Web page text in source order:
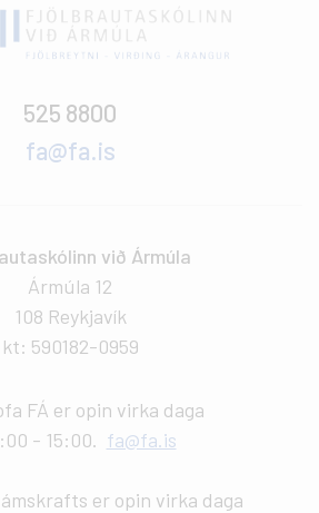
525 8800
fa@fa.is
við Ármúla
Ármúla 12
108 Reykjavík
kt: 590182-0959
FÁ er opin virka daga
- 15:00. fa@fa.is
er opin virka daga